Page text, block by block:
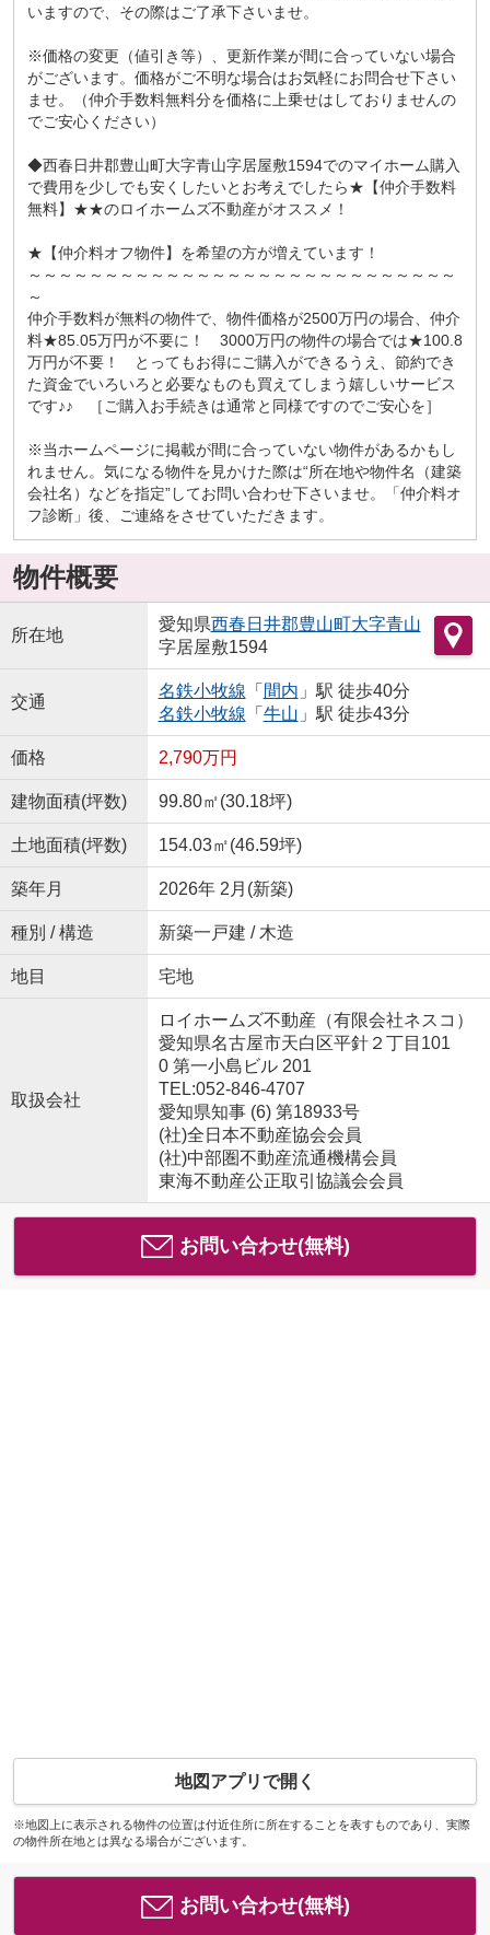
いますので、その際はご了承下さいませ。
※価格の変更（値引き等）、更新作業が間に合っていない場合
がございます。価格がご不明な場合はお気軽にお問合せ下さい
ませ。（仲介手数料無料分を価格に上乗せはしておりませんの
でご安心ください）
◆西春日井郡豊山町大字青山字居屋敷1594でのマイホーム購入
で費用を少しでも安くしたいとお考えでしたら★【仲介手数料
無料】★★のロイホームズ不動産がオススメ！
★【仲介料オフ物件】を希望の方が増えています！
～～～～～～～～～～～～～～～～～～～～～～～～～～～～
～
仲介手数料が無料の物件で、物件価格が2500万円の場合、仲介
料★85.05万円が不要に！ 3000万円の物件の場合では★100.8
万円が不要！ とってもお得にご購入ができるうえ、節約でき
た資金でいろいろと必要なものも買えてしまう嬉しいサービス
です♪♪ ［ご購入お手続きは通常と同様ですのでご安心を］
※当ホームページに掲載が間に合っていない物件があるかもし
れません。気になる物件を見かけた際は“所在地や物件名（建築
会社名）などを指定”してお問い合わせ下さいませ。「仲介料オ
フ診断」後、ご連絡をさせていただきます。
物件概要
所在地
愛知県西春日井郡豊山町大字青山
字居屋敷1594
交通
名鉄小牧線 「 間内 」駅 徒歩40分
名鉄小牧線 「 牛山 」駅 徒歩43分
価格 2,790万円
建物面積(坪数) 99.80㎡(30.18坪)
土地面積(坪数) 154.03㎡(46.59坪)
築年月 2026年 2月(新築)
種別 / 構造 新築一戸建 / 木造
地目 宅地
取扱会社
ロイホームズ不動産（有限会社ネスコ）
愛知県名古屋市天白区平針２丁目101
0 第一小島ビル 201
TEL:052-846-4707
愛知県知事 (6) 第18933号
(社)全日本不動産協会会員
(社)中部圏不動産流通機構会員
東海不動産公正取引協議会会員
お問い合わせ(無料)
地図アプリで開く
※地図上に表示される物件の位置は付近住所に所在することを表すものであり、実際
の物件所在地とは異なる場合がございます。
お問い合わせ(無料)